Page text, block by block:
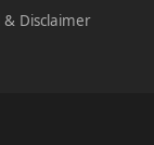
& Disclaimer